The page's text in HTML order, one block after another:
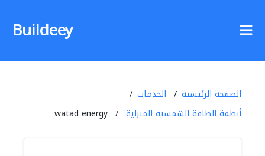
Buildeey
الصفحة الرئيسية
الخدمات
أنظمة الطاقة الشمسية المنزلية
watad energy